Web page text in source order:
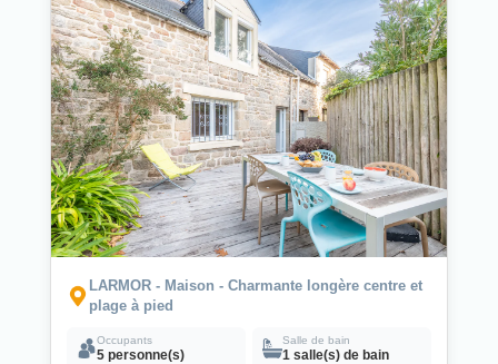
LARMOR - Maison - Charmante longère centre et
plage à pied
Occupants
5 personne(s)
Salle de bain
1 salle(s) de bain